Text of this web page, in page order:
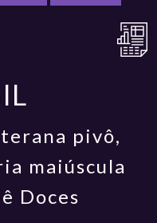
pivô,
maiúscula
Doces